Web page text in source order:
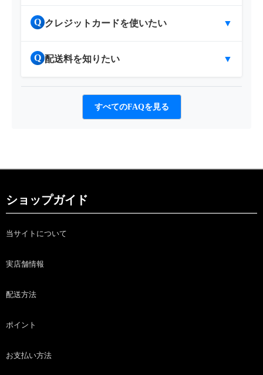
Q クレジットカードを使いたい ▼
Q 配送料を知りたい ▼
すべてのFAQを見る
ショップガイド
当サイトについて
実店舗情報
配送方法
ポイント
お支払い方法